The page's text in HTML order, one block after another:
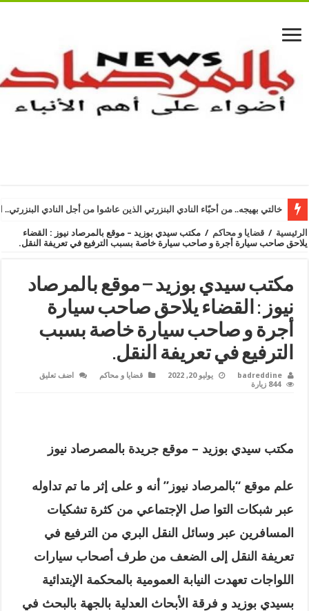
خالتي بهيجه.. من أحبّاء النادي البنزرتي الذين عاشوا من أجل النادي البنزرتي..
الرئيسية / قضايا و محاكم / مكتب سيدي بوزيد – موقع بالمرصاد نيوز : القضاء
يلاحق صاحب سيارة أجرة و صاحب سيارة خاصة بسبب الترفيع في تعريفة النقل.
مكتب سيدي بوزيد – موقع بالمرصاد
نيوز : القضاء يلاحق صاحب سيارة
أجرة و صاحب سيارة خاصة بسبب
الترفيع في تعريفة النقل.
badreddine يوليو 20, 2022 قضايا و محاكم
اضف تعليق
844 زيارة
مكتب سيدي بوزيد – موقع جريدة بالمصرصاد نيوز
علم موقع“بالمرصاد نيوز” أنه و على إثر ما تم تداوله
عبر شبكات التوا صل الإجتماعي من كثرة تشكيات
المسافرين عبر وسائل النقل البري من الترفيع في
تعريفة النقل إلى الضعف من طرف أصحاب سيارات
اللواجات تعهدت النيابة العمومية بالمحكمة الإبتدائية
بسيدي بوزيد و فرقة الأبحاث العدلية بالجهة بالبحث في